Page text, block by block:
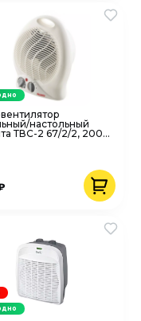
настольный
ТВС-2 67/2/2, 2000